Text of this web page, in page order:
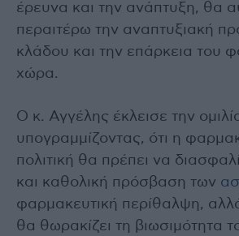
έρευνα και την ανάπτυξη, θα
περαιτέρω την αναπτυξιακή
κλάδου και την επάρκεια του
χώρα.
Ο κ. Αγγέλης έκλεισε την
υπογραμμίζοντας, ότι η
πολιτική θα πρέπει να
και καθολική πρόσβαση των
φαρμακευτική περίθαλψη,
θα θωρακίζει τη βιωσιμότητα